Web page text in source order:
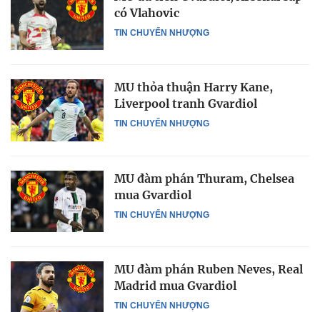
TIN CHUYỂN NHƯỢNG
có Vlahovic
TIN CHUYỂN NHƯỢNG
MU thỏa thuận Harry Kane,
Liverpool tranh Gvardiol
TIN CHUYỂN NHƯỢNG
MU đàm phán Thuram, Chelsea
mua Gvardiol
TIN CHUYỂN NHƯỢNG
MU đàm phán Ruben Neves, Real
Madrid mua Gvardiol